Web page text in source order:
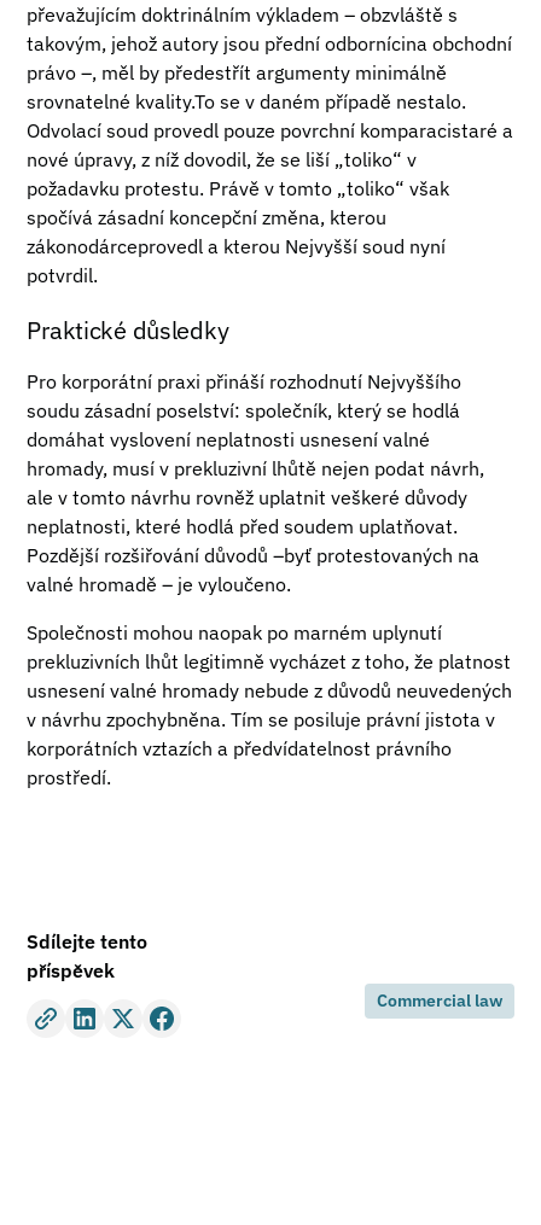
převažujícím doktrinálním výkladem – obzvláště s
takovým, jehož autory jsou přední odbornícina obchodní
právo –, měl by předestřít argumenty minimálně
srovnatelné kvality.To se v daném případě nestalo.
Odvolací soud provedl pouze povrchní komparacistaré a
nové úpravy, z níž dovodil, že se liší „toliko“ v
požadavku protestu. Právě v tomto „toliko“ však
spočívá zásadní koncepční změna, kterou
zákonodárceprovedl a kterou Nejvyšší soud nyní
potvrdil.
Praktické důsledky
Pro korporátní praxi přináší rozhodnutí Nejvyššího
soudu zásadní poselství: společník, který se hodlá
domáhat vyslovení neplatnosti usnesení valné
hromady, musí v prekluzivní lhůtě nejen podat návrh,
ale v tomto návrhu rovněž uplatnit veškeré důvody
neplatnosti, které hodlá před soudem uplatňovat.
Pozdější rozšiřování důvodů –byť protestovaných na
valné hromadě – je vyloučeno.
Společnosti mohou naopak po marném uplynutí
prekluzivních lhůt legitimně vycházet z toho, že platnost
usnesení valné hromady nebude z důvodů neuvedených
v návrhu zpochybněna. Tím se posiluje právní jistota v
korporátních vztazích a předvídatelnost právního
prostředí.
Sdílejte tento
příspěvek
Commercial law